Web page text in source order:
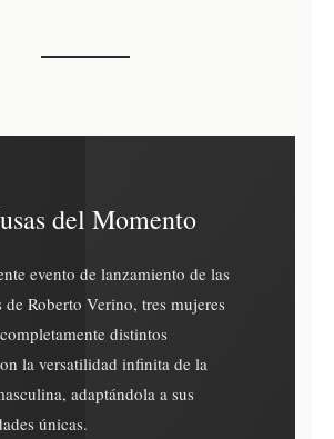
del Momento
evento de lanzamiento de las
de Roberto Verino, tres mujeres
distintos
la versatilidad infinita de la
adaptándola a sus
únicas.